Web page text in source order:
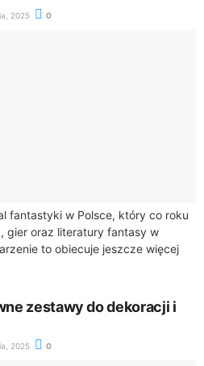
2025 0
fantastyki w Polsce, który co roku
gier oraz literatury fantasy w
to obiecuje jeszcze więcej
zestawy do dekoracji i
2025 0